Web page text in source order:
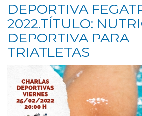
DEPORTIVA
2022.TÍTULO:
DEPORTIVA PARA
TRIATLETAS